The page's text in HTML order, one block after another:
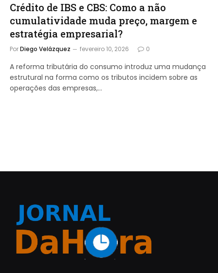
Crédito de IBS e CBS: Como a não
cumulatividade muda preço, margem e
estratégia empresarial?
PorDiego Velázquez fevereiro 10, 2026 0
A reforma tributária do consumo introduz uma mudança
estrutural na forma como os tributos incidem sobre as
operações das empresas,…